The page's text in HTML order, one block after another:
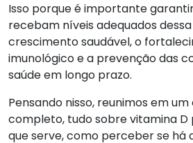
Isso porque é importante
recebam níveis adequados
crescimento saudável, o
imunológico e a prevenção das
saúde em longo prazo.
Pensando nisso, reunimos em
completo, tudo sobre vitamina D
que serve, como perceber se há